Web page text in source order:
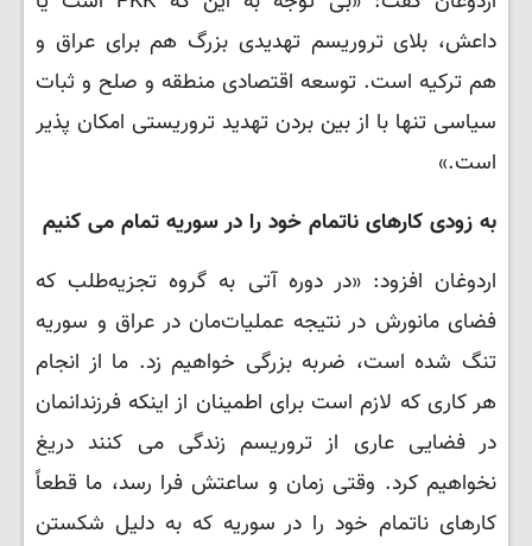
داعش، بلای تروریسم تهدیدی بزرگ هم برای عراق و
هم ترکیه است. توسعه اقتصادی منطقه و صلح و ثبات
سیاسی تنها با از بین بردن تهدید تروریستی امکان پذیر
است.»
به زودی کارهای ناتمام خود را در سوریه تمام می کنیم
اردوغان افزود: «در دوره آتی به گروه تجزیه‌طلب که
فضای مانورش در نتیجه عملیات‌مان در عراق و سوریه
تنگ شده است، ضربه بزرگی خواهیم زد. ما از انجام
هر کاری که لازم است برای اطمینان از اینکه فرزندانمان
در فضایی عاری از تروریسم زندگی می کنند دریغ
نخواهیم کرد. وقتی زمان و ساعتش فرا رسد، ما قطعاً
کارهای ناتمام خود را در سوریه که به دلیل شکستن